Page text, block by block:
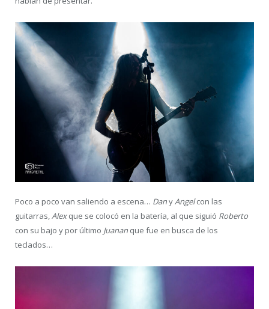
Poco a poco van saliendo a escena… DanyAngelcon las
guitarras,Alexque se colocó en la batería, al que siguió Roberto
con su bajo y por último Juanan que fue en busca de los
teclados…